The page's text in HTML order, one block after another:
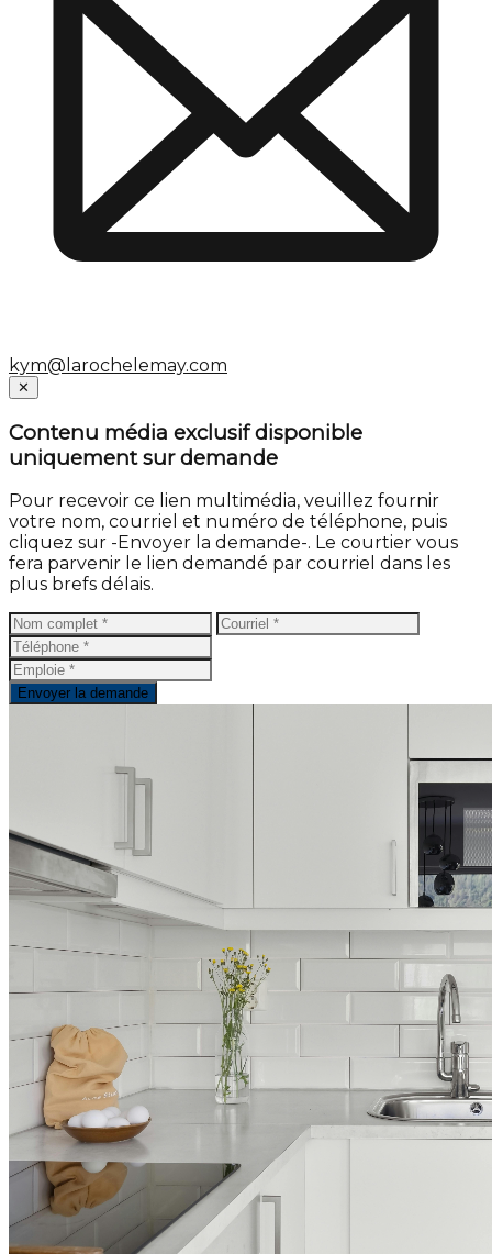
kym@larochelemay.com
Close
✕
Contenu média exclusif disponible
uniquement sur demande
Pour recevoir ce lien multimédia, veuillez fournir
votre nom, courriel et numéro de téléphone, puis
cliquez sur -Envoyer la demande-. Le courtier vous
fera parvenir le lien demandé par courriel dans les
plus brefs délais.
Envoyer la demande